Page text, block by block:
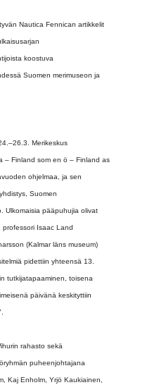
Nautica Fennican artikkelit
koostuva
Suomen merimuseon ja
Merikeskus
– Finland som en ö – Finland as
ohjelmaa, ja sen
Suomen
Ulkomaisia pääpuhujia olivat
professori Isaac Land
(Kalmar läns museum)
pidettiin yhteensä 13.
tutkijatapaaminen, toisena
päivänä keskityttiin
rahasto sekä
puheenjohtajana
Kaj Enholm, Yrjö Kaukiainen,